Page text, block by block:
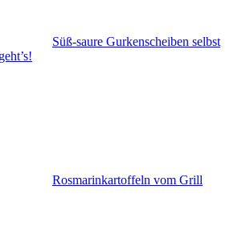
Süß-saure Gurkenscheiben selbst
Rosmarinkartoffeln vom Grill